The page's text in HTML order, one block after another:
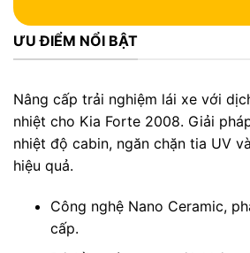
ƯU ĐIỂM NỔI BẬT
Nâng cấp trải nghiệm lái xe với
nhiệt cho Kia Forte 2008. Giải
nhiệt độ cabin, ngăn chặn tia UV
hiệu quả.
Công nghệ Nano Ceramic,
cấp.